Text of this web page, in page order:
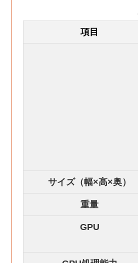
項目
サイズ（幅×高×奥）
重量
GPU